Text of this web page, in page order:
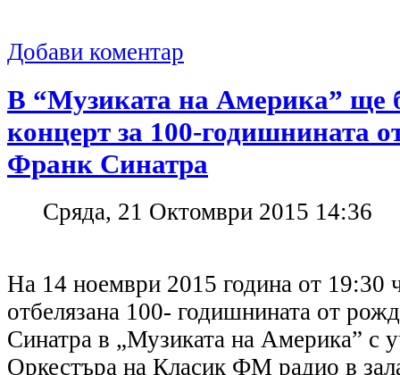
Добави коментар
В “Музиката на Америка” ще
концерт за 100-годишнината
Франк Синатра
Сряда, 21 Октомври 2015 14:36
На 14 ноември 2015 година от 19:30
отбелязана 100- годишнината от
Синатра в „Музиката на Америка” с
Оркестъра на Класик ФМ радио в